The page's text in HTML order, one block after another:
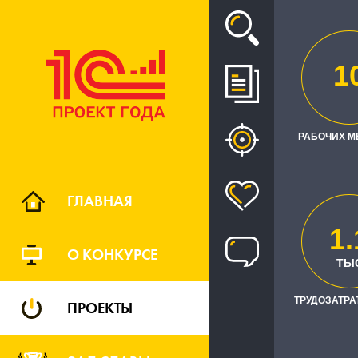
ГЛАВНАЯ
О КОНКУРСЕ
ПРОЕКТЫ
Проект
РАБОЧИХ